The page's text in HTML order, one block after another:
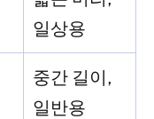
일상용
중간 길이,
일반용